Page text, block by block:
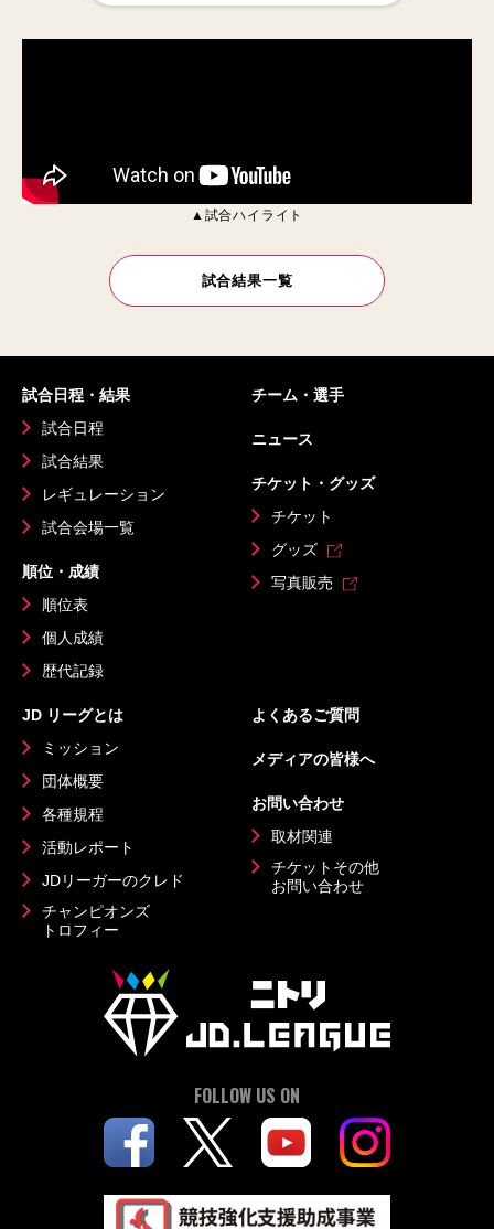
▲試合ハイライト
試合結果一覧
試合日程・結果
試合日程
試合結果
レギュレーション
試合会場一覧
順位・成績
順位表
個人成績
歴代記録
チーム・選手
ニュース
チケット・グッズ
チケット
グッズ
写真販売
JD リーグとは
ミッション
団体概要
各種規程
活動レポート
JDリーガーのクレド
チャンピオンズ
トロフィー
よくあるご質問
メディアの皆様へ
お問い合わせ
取材関連
チケットその他
お問い合わせ
FOLLOW US ON